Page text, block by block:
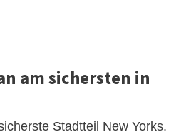
am sichersten in
Stadtteil New Yorks.